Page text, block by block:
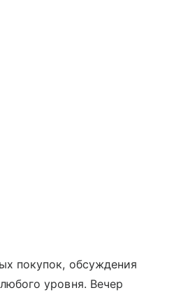
покупок, обсуждения
уровня. Вечер